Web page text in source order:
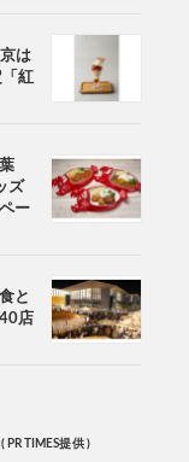
は
紅
ズ
ー
と
店
PR TIMES提供 )